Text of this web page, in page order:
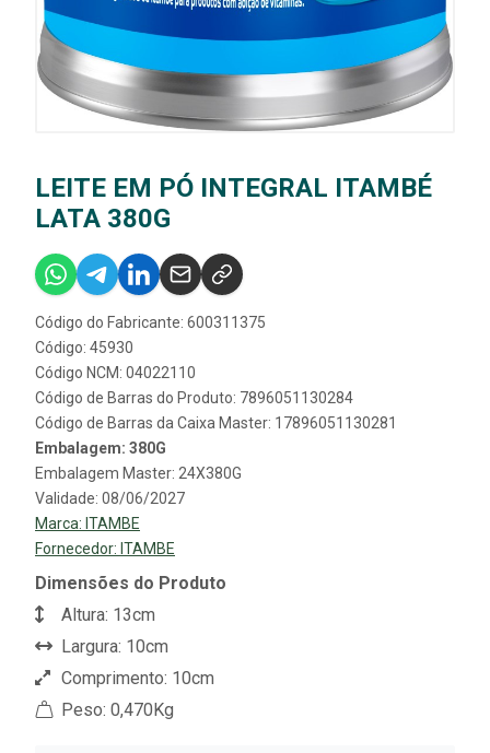
LEITE EM PÓ INTEGRAL ITAMBÉ
LATA 380G
Código do Fabricante: 600311375
Código: 45930
Código NCM: 04022110
Código de Barras do Produto: 7896051130284
Código de Barras da Caixa Master: 17896051130281
Embalagem: 380G
Embalagem Master: 24X380G
Validade: 08/06/2027
Marca: ITAMBE
Fornecedor: ITAMBE
Dimensões do Produto
Altura: 13cm
Largura: 10cm
Comprimento: 10cm
Peso: 0,470Kg